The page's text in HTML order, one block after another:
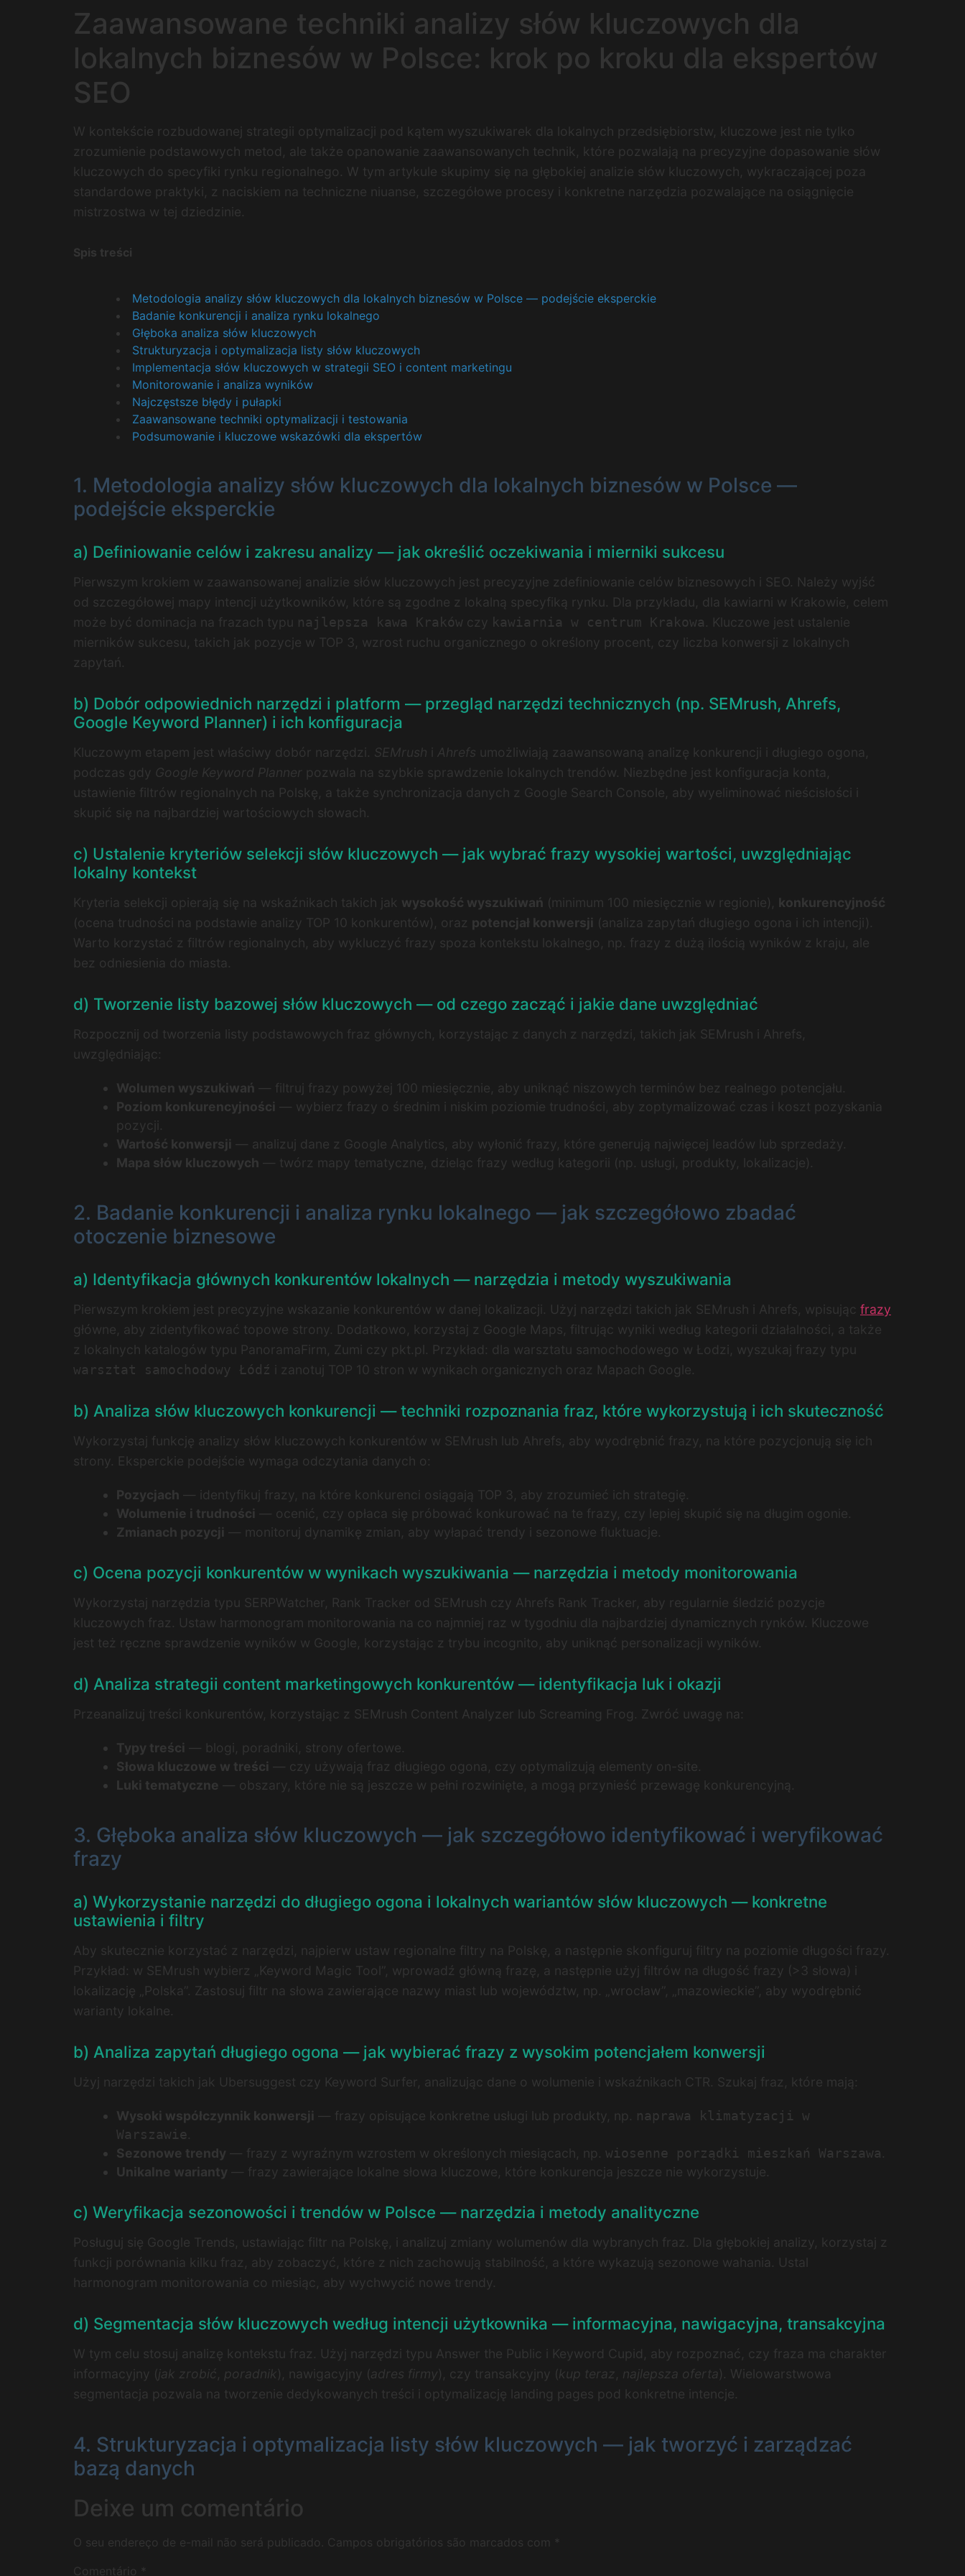
Zaawansowane techniki analizy słów kluczowych dla
lokalnych biznesów w Polsce: krok po kroku dla ekspertów
SEO
W kontekście rozbudowanej strategii optymalizacji pod kątem wyszukiwarek dla lokalnych przedsiębiorstw, kluczowe jest nie tylko
zrozumienie podstawowych metod, ale także opanowanie zaawansowanych technik, które pozwalają na precyzyjne dopasowanie słów
kluczowych do specyfiki rynku regionalnego. W tym artykule skupimy się na głębokiej analizie słów kluczowych, wykraczającej poza
standardowe praktyki, z naciskiem na techniczne niuanse, szczegółowe procesy i konkretne narzędzia pozwalające na osiągnięcie
mistrzostwa w tej dziedzinie.
Spis treści
Metodologia analizy słów kluczowych dla lokalnych biznesów w Polsce — podejście eksperckie
Badanie konkurencji i analiza rynku lokalnego
Głęboka analiza słów kluczowych
Strukturyzacja i optymalizacja listy słów kluczowych
Implementacja słów kluczowych w strategii SEO i content marketingu
Monitorowanie i analiza wyników
Najczęstsze błędy i pułapki
Zaawansowane techniki optymalizacji i testowania
Podsumowanie i kluczowe wskazówki dla ekspertów
1. Metodologia analizy słów kluczowych dla lokalnych biznesów w Polsce —
podejście eksperckie
a) Definiowanie celów i zakresu analizy — jak określić oczekiwania i mierniki sukcesu
Pierwszym krokiem w zaawansowanej analizie słów kluczowych jest precyzyjne zdefiniowanie celów biznesowych i SEO. Należy wyjść
od szczegółowej mapy intencji użytkowników, które są zgodne z lokalną specyfiką rynku. Dla przykładu, dla kawiarni w Krakowie, celem
może być dominacja na frazach typu najlepsza kawa Kraków czy kawiarnia w centrum Krakowa . Kluczowe jest ustalenie
mierników sukcesu, takich jak pozycje w TOP 3, wzrost ruchu organicznego o określony procent, czy liczba konwersji z lokalnych
zapytań.
b) Dobór odpowiednich narzędzi i platform — przegląd narzędzi technicznych (np. SEMrush, Ahrefs,
Google Keyword Planner) i ich konfiguracja
Kluczowym etapem jest właściwy dobór narzędzi. SEMrush Ahrefs umożliwiają zaawansowaną analizę konkurencji i długiego ogona,
podczas gdy Google Keyword Planner pozwala na szybkie sprawdzenie lokalnych trendów. Niezbędne jest konfiguracja konta,
ustawienie filtrów regionalnych na Polskę, a także synchronizacja danych z Google Search Console, aby wyeliminować nieścisłości i
skupić się na najbardziej wartościowych słowach.
c) Ustalenie kryteriów selekcji słów kluczowych — jak wybrać frazy wysokiej wartości, uwzględniając
lokalny kontekst
Kryteria selekcji opierają się na wskaźnikach takich jak wysokość wyszukiwań (minimum 100 miesięcznie w regionie), konkurencyjność
(ocena trudności na podstawie analizy TOP 10 konkurentów), oraz potencjał konwersji (analiza zapytań długiego ogona i ich intencji).
Warto korzystać z filtrów regionalnych, aby wykluczyć frazy spoza kontekstu lokalnego, np. frazy z dużą ilością wyników z kraju, ale
bez odniesienia do miasta.
d) Tworzenie listy bazowej słów kluczowych — od czego zacząć i jakie dane uwzględniać
Rozpocznij od tworzenia listy podstawowych fraz głównych, korzystając z danych z narzędzi, takich jak SEMrush i Ahrefs,
uwzględniając:
Wolumen wyszukiwań — filtruj frazy powyżej 100 miesięcznie, aby uniknąć niszowych terminów bez realnego potencjału.
Poziom konkurencyjności — wybierz frazy o średnim i niskim poziomie trudności, aby zoptymalizować czas i koszt pozyskania
pozycji.
Wartość konwersji — analizuj dane z Google Analytics, aby wyłonić frazy, które generują najwięcej leadów lub sprzedaży.
Mapa słów kluczowych — twórz mapy tematyczne, dzieląc frazy według kategorii (np. usługi, produkty, lokalizacje).
2. Badanie konkurencji i analiza rynku lokalnego — jak szczegółowo zbadać
otoczenie biznesowe
a) Identyfikacja głównych konkurentów lokalnych — narzędzia i metody wyszukiwania
Pierwszym krokiem jest precyzyjne wskazanie konkurentów w danej lokalizacji. Użyj narzędzi takich jak SEMrush i Ahrefs, wpisując frazy
główne, aby zidentyfikować topowe strony. Dodatkowo, korzystaj z Google Maps, filtrując wyniki według kategorii działalności, a także
z lokalnych katalogów typu PanoramaFirm, Zumi czy pkt.pl. Przykład: dla warsztatu samochodowego w Łodzi, wyszukaj frazy typu
warsztat samochodowy Łódź i zanotuj TOP 10 stron w wynikach organicznych oraz Mapach Google.
b) Analiza słów kluczowych konkurencji — techniki rozpoznania fraz, które wykorzystują i ich skuteczność
Wykorzystaj funkcję analizy słów kluczowych konkurentów w SEMrush lub Ahrefs, aby wyodrębnić frazy, na które pozycjonują się ich
strony. Eksperckie podejście wymaga odczytania danych o:
Pozycjach — identyfikuj frazy, na które konkurenci osiągają TOP 3, aby zrozumieć ich strategię.
Wolumenie i trudności — ocenić, czy opłaca się próbować konkurować na te frazy, czy lepiej skupić się na długim ogonie.
Zmianach pozycji — monitoruj dynamikę zmian, aby wyłapać trendy i sezonowe fluktuacje.
c) Ocena pozycji konkurentów w wynikach wyszukiwania — narzędzia i metody monitorowania
Wykorzystaj narzędzia typu SERPWatcher, Rank Tracker od SEMrush czy Ahrefs Rank Tracker, aby regularnie śledzić pozycje
kluczowych fraz. Ustaw harmonogram monitorowania na co najmniej raz w tygodniu dla najbardziej dynamicznych rynków. Kluczowe
jest też ręczne sprawdzenie wyników w Google, korzystając z trybu incognito, aby uniknąć personalizacji wyników.
d) Analiza strategii content marketingowych konkurentów — identyfikacja luk i okazji
Przeanalizuj treści konkurentów, korzystając z SEMrush Content Analyzer lub Screaming Frog. Zwróć uwagę na:
Typy treści — blogi, poradniki, strony ofertowe.
Słowa kluczowe w treści — czy używają fraz długiego ogona, czy optymalizują elementy on-site.
Luki tematyczne — obszary, które nie są jeszcze w pełni rozwinięte, a mogą przynieść przewagę konkurencyjną.
3. Głęboka analiza słów kluczowych — jak szczegółowo identyfikować i weryfikować
frazy
a) Wykorzystanie narzędzi do długiego ogona i lokalnych wariantów słów kluczowych — konkretne
ustawienia i filtry
Aby skutecznie korzystać z narzędzi, najpierw ustaw regionalne filtry na Polskę, a następnie skonfiguruj filtry na poziomie długości frazy.
Przykład: w SEMrush wybierz „Keyword Magic Tool”, wprowadź główną frazę, a następnie użyj filtrów na długość frazy (>3 słowa) i
lokalizację „Polska”. Zastosuj filtr na słowa zawierające nazwy miast lub województw, np. „wrocław”, „mazowieckie”, aby wyodrębnić
warianty lokalne.
b) Analiza zapytań długiego ogona — jak wybierać frazy z wysokim potencjałem konwersji
Użyj narzędzi takich jak Ubersuggest czy Keyword Surfer, analizując dane o wolumenie i wskaźnikach CTR. Szukaj fraz, które mają:
Wysoki współczynnik konwersji — frazy opisujące konkretne usługi lub produkty, np. naprawa klimatyzacji w
Warszawie .
Sezonowe trendy — frazy z wyraźnym wzrostem w określonych miesiącach, np. wiosenne porządki mieszkań Warszawa .
Unikalne warianty — frazy zawierające lokalne słowa kluczowe, które konkurencja jeszcze nie wykorzystuje.
c) Weryfikacja sezonowości i trendów w Polsce — narzędzia i metody analityczne
Posługuj się Google Trends, ustawiając filtr na Polskę, i analizuj zmiany wolumenów dla wybranych fraz. Dla głębokiej analizy, korzystaj z
funkcji porównania kilku fraz, aby zobaczyć, które z nich zachowują stabilność, a które wykazują sezonowe wahania. Ustal
harmonogram monitorowania co miesiąc, aby wychwycić nowe trendy.
d) Segmentacja słów kluczowych według intencji użytkownika — informacyjna, nawigacyjna, transakcyjna
W tym celu stosuj analizę kontekstu fraz. Użyj narzędzi typu Answer the Public i Keyword Cupid, aby rozpoznać, czy fraza ma charakter
informacyjny (jak zrobić poradnik), nawigacyjny (adres firmy), czy transakcyjny (kup teraz najlepsza oferta). Wielowarstwowa
segmentacja pozwala na tworzenie dedykowanych treści i optymalizację landing pages pod konkretne intencje.
4. Strukturyzacja i optymalizacja listy słów kluczowych — jak tworzyć i zarządzać
bazą danych
Deixe um comentário
O seu endereço de e-mail não será publicado. Campos obrigatórios são marcados com *
Comentário *